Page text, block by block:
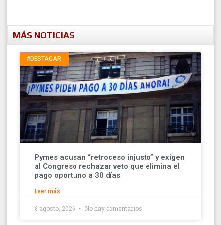
MÁS NOTICIAS
#DESTACAR
Pymes acusan “retroceso injusto” y exigen
al Congreso rechazar veto que elimina el
pago oportuno a 30 días
Leer más
8 agosto, 2026 No hay comentarios